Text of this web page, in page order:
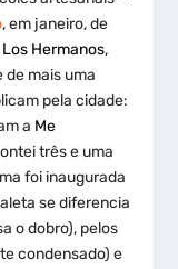
, em janeiro, de
Hermanos,
de mais uma
pela cidade:
a Me
três e uma
foi inaugurada
se diferencia
o dobro), pelos
condensado) e